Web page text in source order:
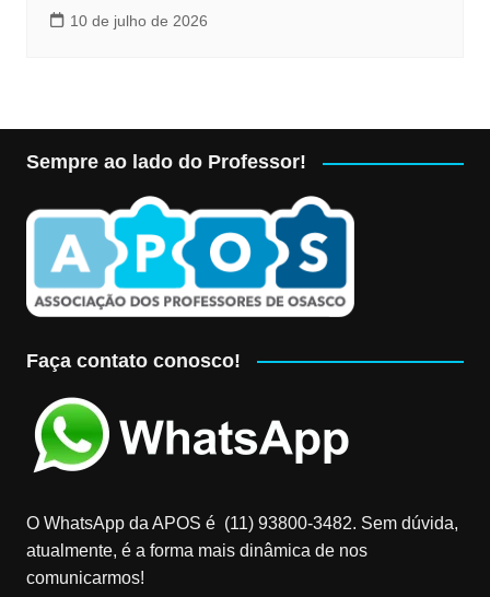
10 de julho de 2026
Sempre ao lado do Professor!
Faça contato conosco!
O WhatsApp da APOS é (11) 93800-3482‬. Sem dúvida,
atualmente, é a forma mais dinâmica de nos
comunicarmos!